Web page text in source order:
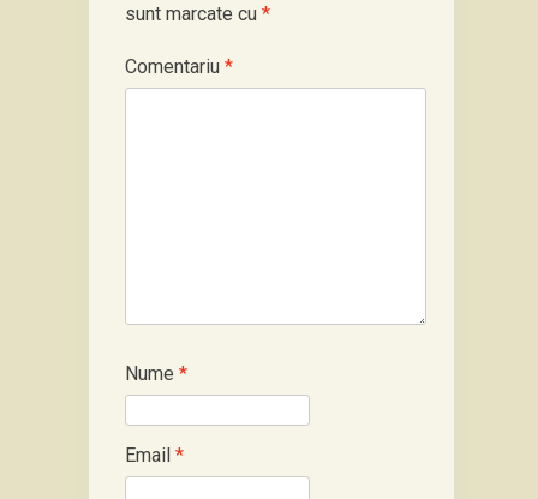
sunt marcate cu *
Comentariu *
Nume *
Email *